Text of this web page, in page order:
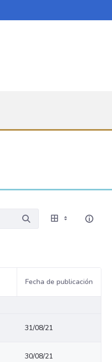
Fecha de publicación
31/08/21
30/08/21